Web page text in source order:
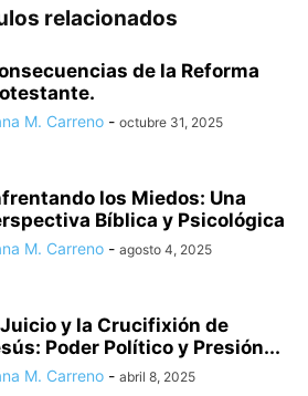
relacionados
de la Reforma
M. Carreno - octubre 31, 2025
los Miedos: Una
Bíblica y Psicológica
M. Carreno - agosto 4, 2025
Juicio y la Crucifixión de
Poder Político y Presión...
M. Carreno - abril 8, 2025